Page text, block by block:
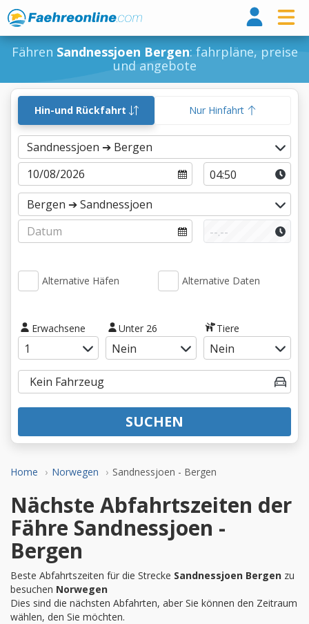
Fähren Sandnessjoen Bergen: fahrpläne, preise
und angebote
Home Norwegen Sandnessjoen - Bergen
Hin-und Rückfahrt Nur Hinfahrt
Alternative Häfen Alternative Daten
Erwachsene Unter 26 Tiere
SUCHEN
Nächste Abfahrtszeiten der
Fähre Sandnessjoen -
Bergen
Beste Abfahrtszeiten für die Strecke Sandnessjoen Bergen zu
besuchen Norwegen
Dies sind die nächsten Abfahrten, aber Sie können den Zeitraum
wählen, den Sie möchten.